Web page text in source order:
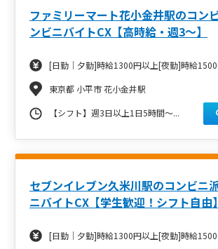
ファミリーマート花小金井駅のコン
ンビニバイトCX【高時給・週3～】
[日勤｜夕勤]時給1300円以上[夜勤]時給
東京都 小平市 花小金井駅
【シフト】週3日以上1日5時間～...
セブンイレブン久米川駅のコンビニ
ニバイトCX【学生歓迎！シフト自由】
[日勤｜夕勤]時給1300円以上[夜勤]時給